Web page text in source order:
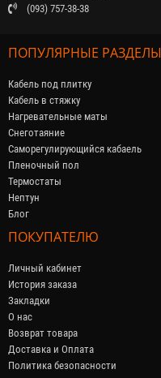
(093) 757-38-38
ПОПУЛЯРНЫЕ РАЗДЕЛЫ
Кабель под плитку
Кабель в стяжку
Нагревательные маты
Снеготаяние
Саморегулирующийся кабaель
Пленочный пол
Термостаты
Нептун
Блог
ПОКУПАТЕЛЮ
Личный кабинет
История заказа
Закладки
О нас
Возврат товара
Доставка и Оплата
Политика безопасности